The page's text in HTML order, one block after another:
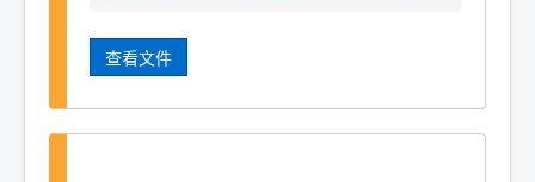
查看文件